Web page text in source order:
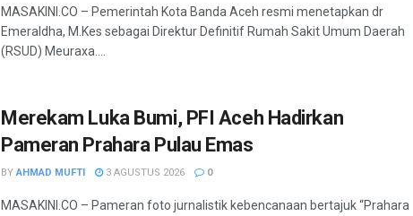
MASAKINI.CO – Pemerintah Kota Banda Aceh resmi menetapkan dr
Emeraldha, M.Kes sebagai Direktur Definitif Rumah Sakit Umum Daerah
(RSUD) Meuraxa....
Merekam Luka Bumi, PFI Aceh Hadirkan
Pameran Prahara Pulau Emas
BY AHMAD MUFTI 3 AGUSTUS 2026 0
MASAKINI.CO – Pameran foto jurnalistik kebencanaan bertajuk “Prahara